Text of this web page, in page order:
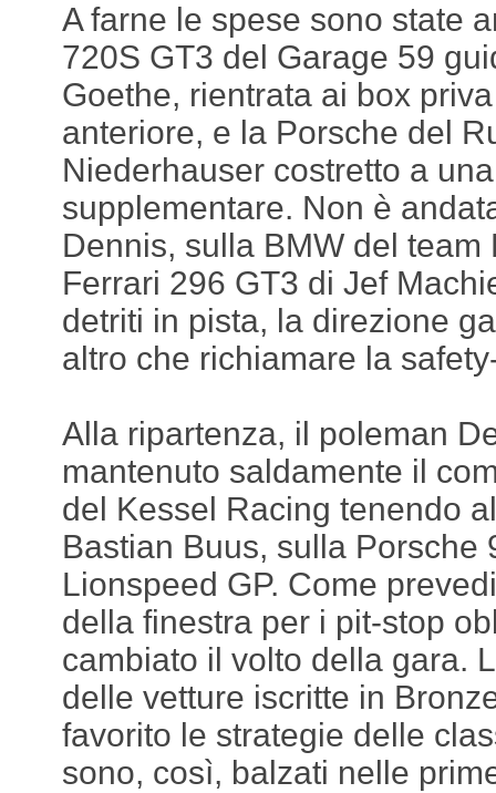
A farne le spese sono state
720S GT3 del Garage 59
Goethe, rientrata ai box
anteriore, e la Porsche del
Niederhauser costretto a
supplementare. Non è
Dennis, sulla BMW del team
Ferrari 296 GT3 di Jef
detriti in pista, la direzione
altro che richiamare la
Alla ripartenza, il poleman
mantenuto saldamente il
del Kessel Racing tenendo
Bastian Buus, sulla Porsche
Lionspeed GP. Come
della finestra per i pit-stop
cambiato il volto della gara.
delle vetture iscritte in
favorito le strategie delle
sono, così, balzati nelle